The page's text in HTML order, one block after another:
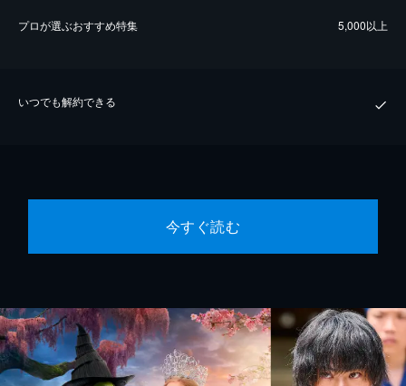
プロが選ぶおすすめ特集 5,000以上
いつでも解約できる
今すぐ読む